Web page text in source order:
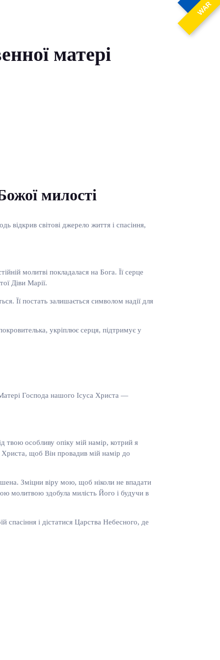
WAR
матері
милості
відкрив світові джерело життя і спасіння,
молитві покладалася на Бога. Її серце
Діви Марії.
Її постать залишається символом надії для
укріплює серця, підтримує у
Господа нашого Ісуса Христа —
твою особливу опіку мій намір, котрий я
Христа, щоб Він провадив мій намір до
Зміцни віру мою, щоб ніколи не впадати
молитвою здобула милість Його і будучи в
спасіння і дістатися Царства Небесного, де